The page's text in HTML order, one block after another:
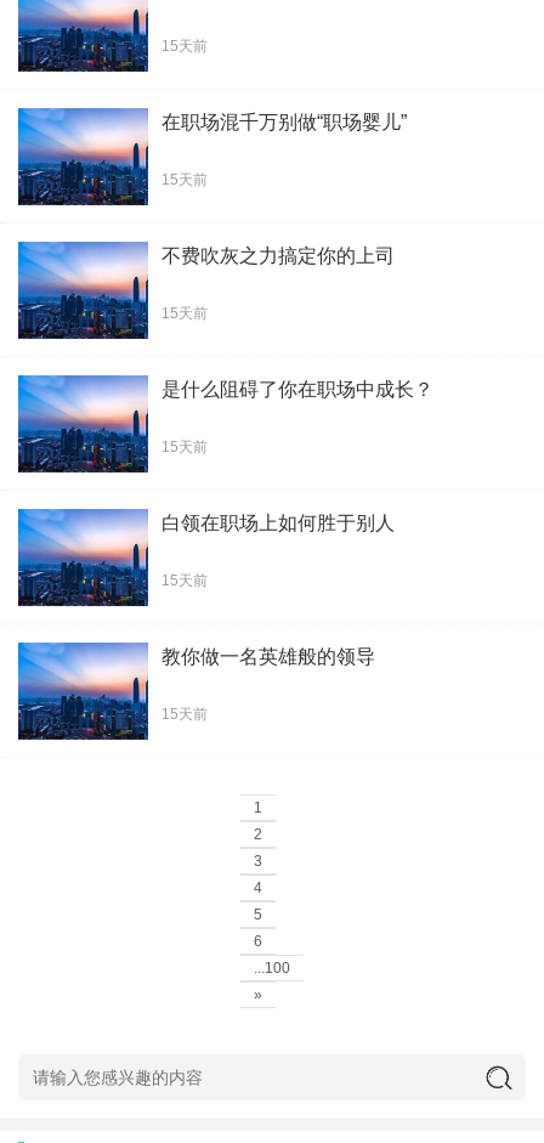
15天前
在职场混千万别做“职场婴儿”
15天前
不费吹灰之力搞定你的上司
15天前
是什么阻碍了你在职场中成长？
15天前
白领在职场上如何胜于别人
15天前
教你做一名英雄般的领导
15天前
1
2
3
4
5
6
...100
»